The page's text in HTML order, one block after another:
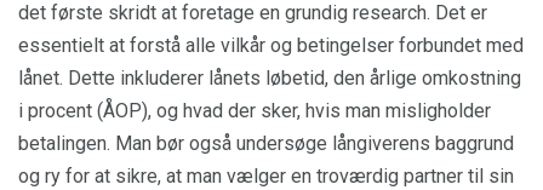
det første skridt at foretage en grundig research. Det er
essentielt at forstå alle vilkår og betingelser forbundet med
lånet. Dette inkluderer lånets løbetid, den årlige omkostning
i procent (ÅOP), og hvad der sker, hvis man misligholder
betalingen. Man bør også undersøge långiverens baggrund
og ry for at sikre, at man vælger en troværdig partner til sin